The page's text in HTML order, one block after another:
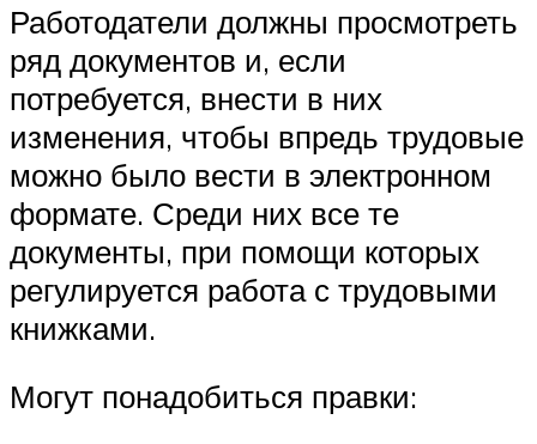
Работодатели должны просмотреть
ряд документов и, если
потребуется, внести в них
изменения, чтобы впредь трудовые
можно было вести в электронном
формате. Среди них все те
документы, при помощи которых
регулируется работа с трудовыми
книжками.
Могут понадобиться правки: